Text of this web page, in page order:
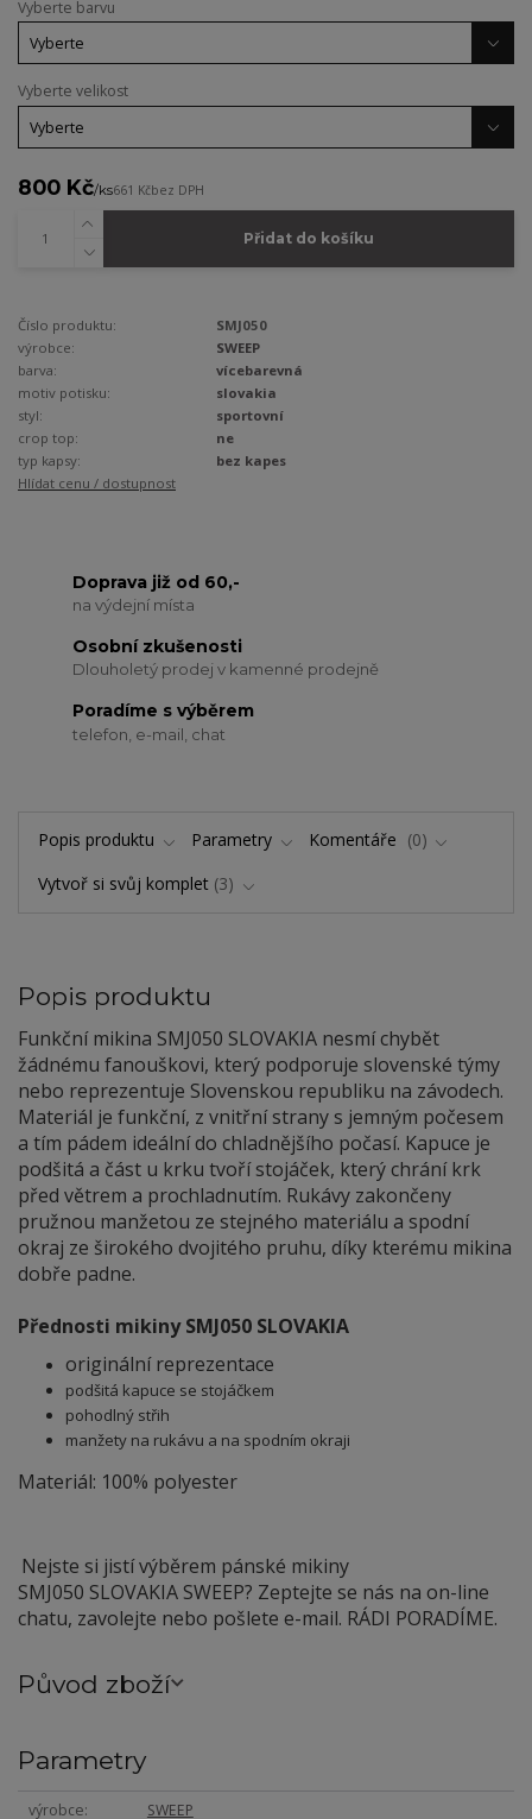
Vyberte barvu
Vyberte velikost
800 Kč/ks661 Kčbez DPH
Přidat do košíku
Číslo produktu:
SMJ050
výrobce:
SWEEP
barva:
vícebarevná
motiv potisku:
slovakia
styl:
sportovní
crop top:
ne
typ kapsy:
bez kapes
Hlídat cenu / dostupnost
Doprava již od 60,-
na výdejní místa
Osobní zkušenosti
Dlouholetý prodej v kamenné prodejně
Poradíme s výběrem
telefon, e-mail, chat
Popis produktu Parametry Komentáře
0
Vytvoř si svůj komplet 3
Popis produktu
Funkční mikina SMJ050 SLOVAKIA nesmí chybět
žádnému fanouškovi, který podporuje slovenské týmy
nebo reprezentuje Slovenskou republiku na závodech.
Materiál je funkční, z vnitřní strany s jemným počesem
a tím pádem ideální do chladnějšího počasí. Kapuce je
podšitá a část u krku tvoří stojáček, který chrání krk
před větrem a prochladnutím. Rukávy zakončeny
pružnou manžetou ze stejného materiálu a spodní
okraj ze širokého dvojitého pruhu, díky kterému mikina
dobře padne.
Přednosti mikiny SMJ050 SLOVAKIA
originální reprezentace
podšitá kapuce se stojáčkem
pohodlný střih
manžety na rukávu a na spodním okraji
Materiál: 100% polyester
Nejste si jistí výběrem pánské mikiny
SMJ050 SLOVAKIA SWEEP? Zeptejte se nás na on-line
chatu, zavolejte nebo pošlete e-mail. RÁDI PORADÍME.
Původ zboží
Parametry
výrobce SWEEP